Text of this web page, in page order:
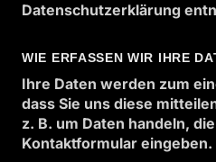
Datenschutzerklärung
WIE ERFASSEN WIR IHRE
Ihre Daten werden zum
dass Sie uns diese
z. B. um Daten handeln,
Kontaktformular eingeben.